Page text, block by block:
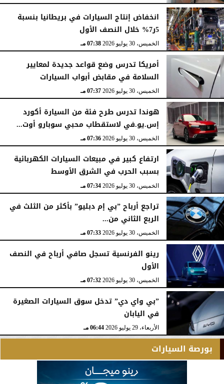
انخفاض إنتاج السيارات في بريطانيا بنسبة
5ر7% خلال النصف الأول
الخميس، 30 يوليو 2026 07:38 مـ
أمريكا تدرس وضع قواعد جديدة لمعايير
السلامة في مقابض أبواب السيارات
الخميس، 30 يوليو 2026 07:37 مـ
هوندا تدرس طرح فئة من السيارة أكورد
إس.يو.في لاستقطاب محبي سوبارو أوت...
الخميس، 30 يوليو 2026 07:36 مـ
ارتفاع كبير في مبيعات السيارات الكهربائية
بسبب الحرب في الشرق الأوسط
الخميس، 30 يوليو 2026 07:34 مـ
تراجع أرباح ”بي إم دبليو” بأكثر من الثلث في
الربع الثاني من...
الخميس، 30 يوليو 2026 07:33 مـ
رينو الفرنسية تسجل صافي أرباح في النصف
الأول
الخميس، 30 يوليو 2026 07:32 مـ
”بي واي دي” تدخل سوق السيارات الصغيرة
في اليابان
الأربعاء، 29 يوليو 2026 06:44 مـ
بورصة السيارات